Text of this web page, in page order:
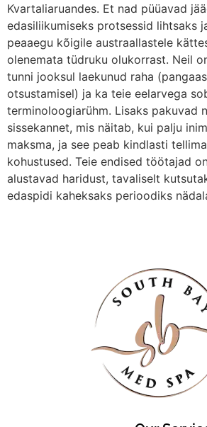
Kvartaliaruandes. Et nad püüavad
edasiliikumiseks protsessid lihtsaks
peaaegu kõigile austraallastele
olenemata tüdruku olukorrast. Neil
tunni jooksul laekunud raha
otsustamisel) ja ka teie eelarvega
terminoloogiarühm. Lisaks pakuvad
sissekannet, mis näitab, kui palju
maksma, ja see peab kindlasti
kohustused. Teie endised töötajad
alustavad haridust, tavaliselt
edaspidi kaheksaks perioodiks